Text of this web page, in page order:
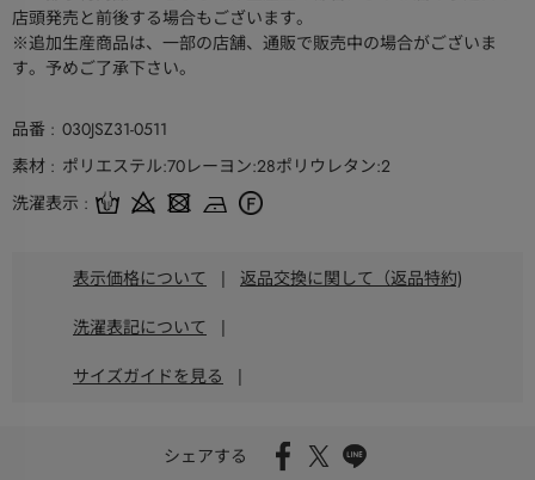
店頭発売と前後する場合もございます。
※追加生産商品は、一部の店舗、通販で販売中の場合がございま
す。予めご了承下さい。
品番
030JSZ31-0511
素材
ポリエステル:70レーヨン:28ポリウレタン:2
洗濯表示
表示価格について | 返品交換に関して（返品特約)
洗濯表記について |
サイズガイドを見る |
シェアする